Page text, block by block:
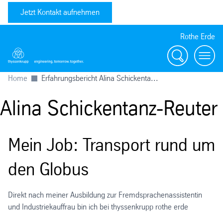
Jetzt Kontakt aufnehmen
Rothe Erde
Suche
Home Erfahrungsbericht Alina Schickenta...
Alina Schickentanz-Reuter
Mein Job: Transport rund um
den Globus
Direkt nach meiner Ausbildung zur Fremdsprachenassistentin
und Industriekauffrau bin ich bei thyssenkrupp rothe erde